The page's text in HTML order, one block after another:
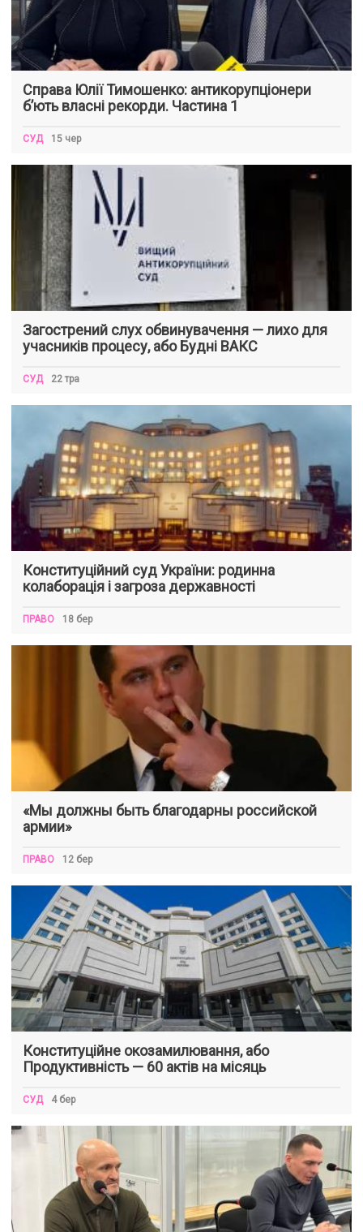
Справа Юлії Тимошенко: антикорупціонери
б’ють власні рекорди. Частина 1
СУД 15 чер
Загострений слух обвинувачення — лихо для
учасників процесу, або Будні ВАКС
СУД 22 тра
Конституційний суд України: родинна
колаборація і загроза державності
ПРАВО 18 бер
«Мы должны быть благодарны российской
армии»
ПРАВО 12 бер
Конституційне окозамилювання, або
Продуктивність — 60 актів на місяць
СУД 4 бер